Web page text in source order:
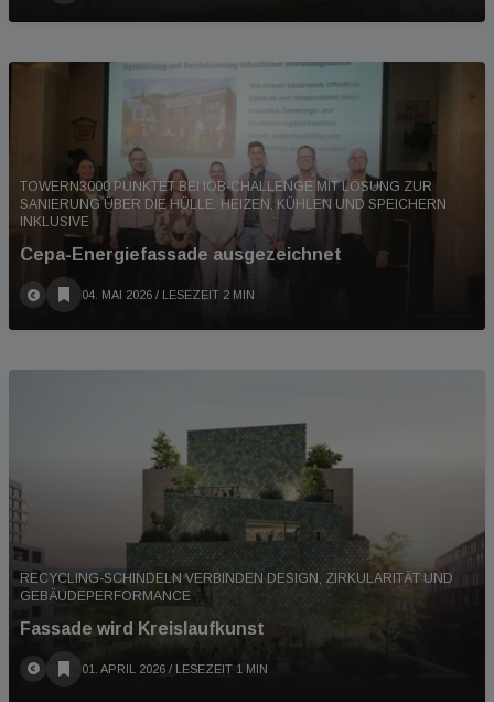
TOWERN3000 PUNKTET BEI IÖB-CHALLENGE MIT LÖSUNG ZUR
SANIERUNG ÜBER DIE HÜLLE. HEIZEN, KÜHLEN UND SPEICHERN
INKLUSIVE
Cepa-Energiefassade ausgezeichnet
04. MAI 2026 / LESEZEIT 2 MIN
RECYCLING-SCHINDELN VERBINDEN DESIGN, ZIRKULARITÄT UND
GEBÄUDEPERFORMANCE
Fassade wird Kreislaufkunst
01. APRIL 2026 / LESEZEIT 1 MIN